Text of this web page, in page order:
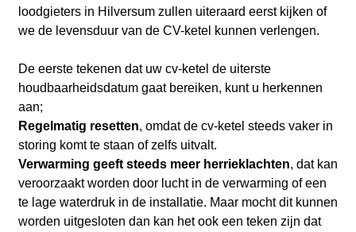
loodgieters in Hilversum zullen uiteraard eerst kijken of
we de levensduur van de CV-ketel kunnen verlengen.
De eerste tekenen dat uw cv-ketel de uiterste
houdbaarheidsdatum gaat bereiken, kunt u herkennen
aan;
Regelmatig resetten, omdat de cv-ketel steeds vaker in
storing komt te staan of zelfs uitvalt.
Verwarming geeft steeds meer herrieklachten, dat kan
veroorzaakt worden door lucht in de verwarming of een
te lage waterdruk in de installatie. Maar mocht dit kunnen
worden uitgesloten dan kan het ook een teken zijn dat